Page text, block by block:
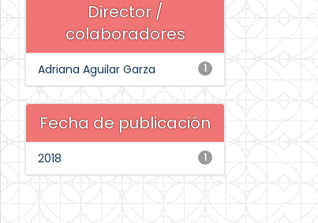
Director /
colaboradores
1
Adriana Aguilar Garza
Fecha de publicación
1
2018